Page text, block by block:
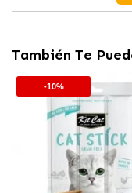
También Te
-10%